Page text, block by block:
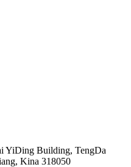
YiDing Building, TengDa
Kina 318050